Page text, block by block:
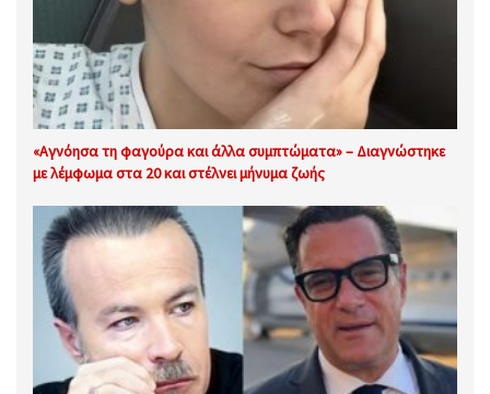
«Αγνόησα τη φαγούρα και άλλα συμπτώματα» – Διαγνώστηκε
με λέμφωμα στα 20 και στέλνει μήνυμα ζωής